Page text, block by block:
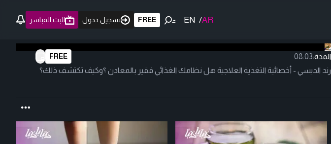
AR
/
EN
FREE تسجيل دخول البث المباشر
FREE المدة:08:03
رند الديسي - أخصائية التغذية العلاجية هل نظامك الغذائي فقير بالمعادن ؟وكيف تكتشف ذلك؟